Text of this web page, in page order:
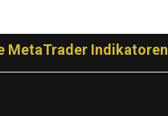
MetaTrader Indikatoren